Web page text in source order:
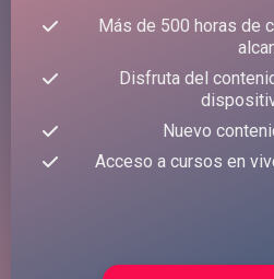
Más de 500 horas de
Disfruta del
Nuevo
Acceso a cursos en